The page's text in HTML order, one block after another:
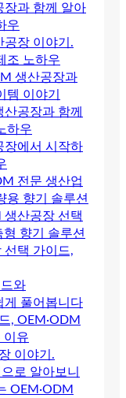
장과 함께 알아
우
공장 이야기.
조 노하우
생산공장과
템 이야기
공장과 함께
하우
장에서 시작하
전문 생산업
용 향기 솔루션
생산공장 선택
향기 솔루션
선택 가이드,
와
게 풀어봅니다
, OEM·ODM
이유
이야기.
로 알아보니
OEM·ODM